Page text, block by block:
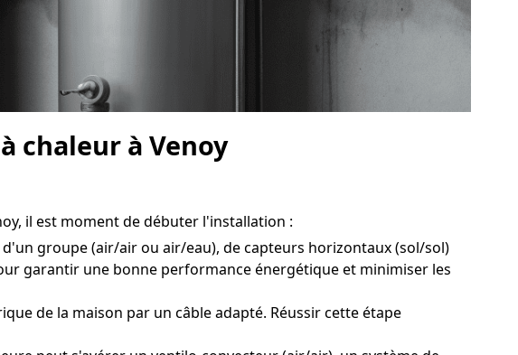
chaleur à Venoy
il est moment de débuter l'installation :
groupe (air/air ou air/eau), de capteurs horizontaux (sol/sol)
garantir une bonne performance énergétique et minimiser les
de la maison par un câble adapté. Réussir cette étape